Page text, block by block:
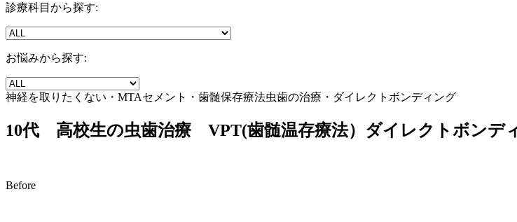
診療科目から探す:
お悩みから探す:
神経を取りたくない・MTAセメント・歯髄保存療法虫歯の治療・ダイレクトボンディング
10代 高校生の虫歯治療 VPT(歯髄温存療法）ダイレクトボンデ
Before